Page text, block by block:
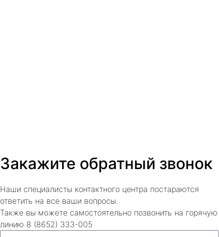
Закажите обратный звонок
Наши специалисты контактного центра постараются
ответить на все ваши вопросы.
Также вы можете самостоятельно позвонить на горячую
линию 8 (8652) 333-005